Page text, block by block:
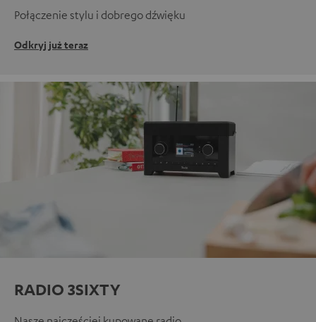
Połączenie stylu i dobrego dźwięku
Odkryj już teraz
RADIO 3SIXTY